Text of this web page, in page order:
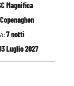
Magnifica
Copenaghen
7 notti
Luglio 2027